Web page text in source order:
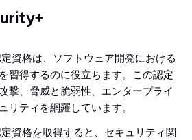
資格は、ソフトウェア開発における
習得するのに役立ちます。この認定
撃、脅威と脆弱性、エンタープライ
リティを網羅しています。
資格を取得すると、セキュリティ関